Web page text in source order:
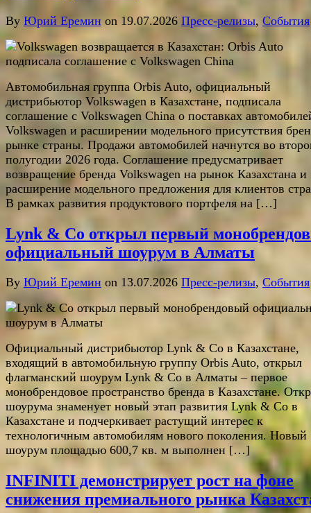
By Юрий Ереминon 19.07.2026 Пресс-релизы, События
Автомобильная группа Orbis Auto, официальный
дистрибьютор Volkswagen в Казахстане, подписала
соглашение с Volkswagen China о поставках
Volkswagen и расширении модельного присутствия
рынке страны. Продажи автомобилей начнутся во
полугодии 2026 года. Соглашение предусматривает
возвращение бренда Volkswagen на рынок Казахстана и
расширение модельного предложения для клиентов
В рамках развития продуктового портфеля на […]
Lynk & Co открыл первый
официальный шоурум в Алматы
By Юрий Еремин on 13.07.2026 Пресс-релизы, События
Официальный дистрибьютор Lynk & Co в Казахстане,
входящий в автомобильную группу Orbis Auto, открыл
флагманский шоурум Lynk & Co в Алматы – первое
монобрендовое пространство бренда в Казахстане.
шоурума знаменует новый этап развития Lynk & Co в
Казахстане и подчеркивает растущий интерес к
технологичным автомобилям нового поколения. Новый
шоурум площадью 600,7 кв. м выполнен […]
INFINITI демонстрирует рост на фоне
снижения премиального рынка